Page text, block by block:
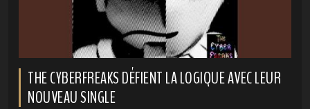
THE CYBERFREAKS DÉFIENT LA LOGIQUE AVEC LEUR
NOUVEAU SINGLE